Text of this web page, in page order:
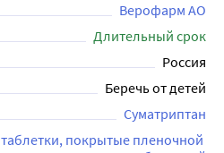
Верофарм АО
Длительный срок
Россия
Беречь от детей
Суматриптан
таблетки, покрытые пленочной